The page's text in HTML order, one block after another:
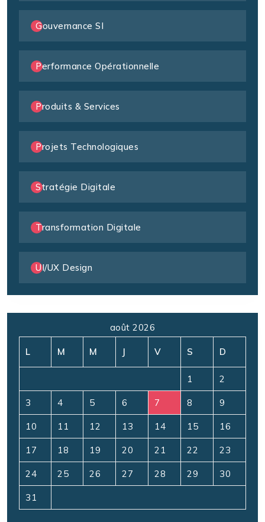
Gouvernance SI
Performance Opérationnelle
Produits & Services
Projets Technologiques
Stratégie Digitale
Transformation Digitale
UI/UX Design
août 2026
L M M J V S D
1 2
3 4 5 6 7 8 9
10 11 12 13 14 15 16
17 18 19 20 21 22 23
24 25 26 27 28 29 30
31